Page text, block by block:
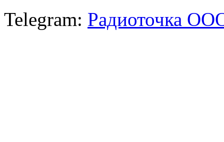
Telegram: Радиоточка